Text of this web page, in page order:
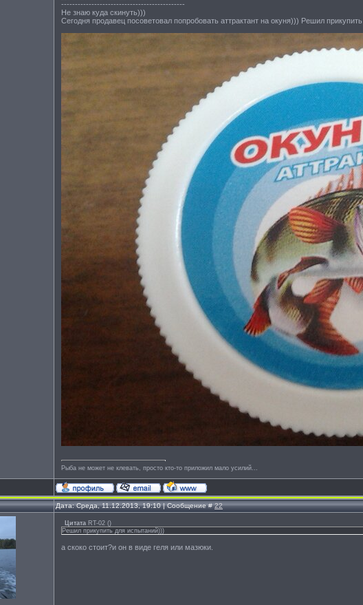
---------------------------------------------
Не знаю куда скинуть)))
Сегодня продавец посоветовал попробовать аттрактант на окуня))) Решил
Рыба не может не клевать, просто кто-то приложил мало усилий...
Дата: Среда, 11.12.2013, 19:10 | Сообщение #22
Цитата RT-02 ()
Решил прикупить для испытаний)))
а скоко стоит?и он в виде геля или мазюки.